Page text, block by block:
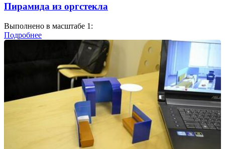
Пирамида из оргстекла
Выполнено в масштабе 1:
Подробнее